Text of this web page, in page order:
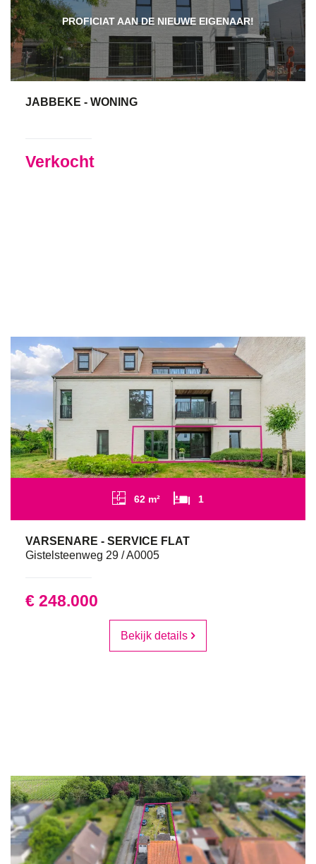
PROFICIAT AAN DE NIEUWE EIGENAAR!
JABBEKE - WONING
Verkocht
62 m² 1
VARSENARE - SERVICE FLAT
Gistelsteenweg 29 / A0005
€ 248.000
Bekijk details